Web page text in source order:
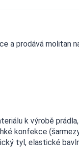
a prodává molitan
k výrobě
konfekce
tyl, elastické